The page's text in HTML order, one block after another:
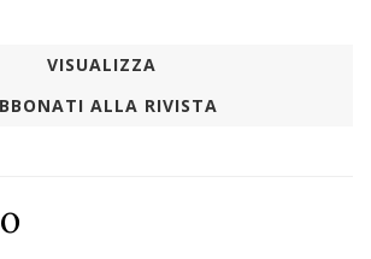
VISUALIZZA
ALLA RIVISTA